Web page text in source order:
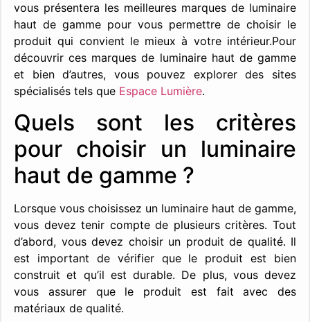
vous présentera les meilleures marques de luminaire
haut de gamme pour vous permettre de choisir le
produit qui convient le mieux à votre intérieur.Pour
découvrir ces marques de luminaire haut de gamme
et bien d’autres, vous pouvez explorer des sites
spécialisés tels que Espace Lumière.
Quels sont les critères
pour choisir un luminaire
haut de gamme ?
Lorsque vous choisissez un luminaire haut de gamme,
vous devez tenir compte de plusieurs critères. Tout
d’abord, vous devez choisir un produit de qualité. Il
est important de vérifier que le produit est bien
construit et qu’il est durable. De plus, vous devez
vous assurer que le produit est fait avec des
matériaux de qualité.